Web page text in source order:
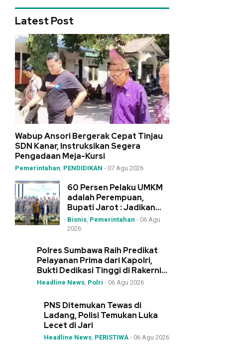
Latest Post
Wabup Ansori Bergerak Cepat Tinjau
SDN Kanar, Instruksikan Segera
Pengadaan Meja-Kursi
Pemerintahan, PENDIDIKAN - 07 Agu 2026
60 Persen Pelaku UMKM
adalah Perempuan,
Bupati Jarot : Jadikan
IWAPI Rumah Kolaborasi
Bisnis, Pemerintahan - 06 Agu
2026
Polres Sumbawa Raih Predikat
Pelayanan Prima dari Kapolri,
Bukti Dedikasi Tinggi di Rakernis
Polda NTB
Headline News, Polri - 06 Agu 2026
PNS Ditemukan Tewas di
Ladang, Polisi Temukan Luka
Lecet di Jari
Headline News, PERISTIWA- 06 Agu 2026